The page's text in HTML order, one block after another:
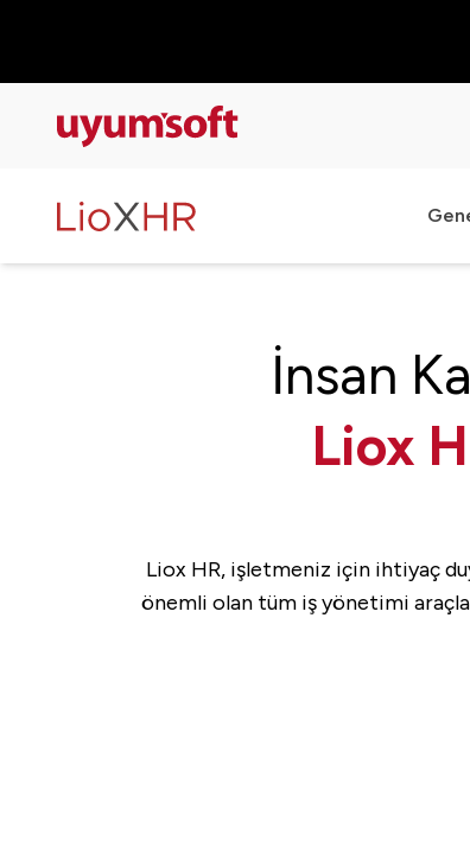
İnsan
Liox
Liox HR, işletmeniz için ihtiyaç
önemli olan tüm iş yönetimi